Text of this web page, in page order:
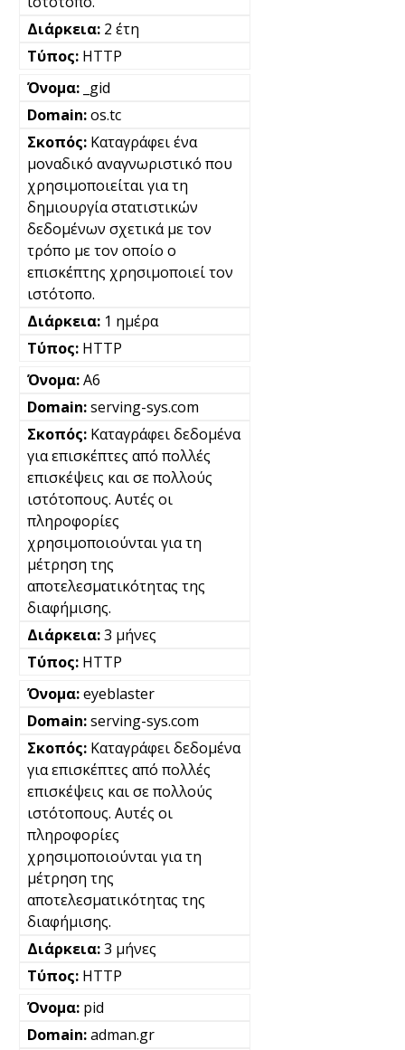
2 έτη
HTTP
_gid
os.tc
Καταγράφει ένα
μοναδικό αναγνωριστικό που
χρησιμοποιείται για τη
δημιουργία στατιστικών
δεδομένων σχετικά με τον
τρόπο με τον οποίο ο
επισκέπτης χρησιμοποιεί τον
ιστότοπο.
1 ημέρα
HTTP
A6
serving-sys.com
Καταγράφει δεδομένα
για επισκέπτες από πολλές
επισκέψεις και σε πολλούς
ιστότοπους. Αυτές οι
πληροφορίες
χρησιμοποιούνται για τη
μέτρηση της
αποτελεσματικότητας της
διαφήμισης.
3 μήνες
HTTP
eyeblaster
serving-sys.com
Καταγράφει δεδομένα
για επισκέπτες από πολλές
επισκέψεις και σε πολλούς
ιστότοπους. Αυτές οι
πληροφορίες
χρησιμοποιούνται για τη
μέτρηση της
αποτελεσματικότητας της
διαφήμισης.
3 μήνες
HTTP
pid
adman.gr